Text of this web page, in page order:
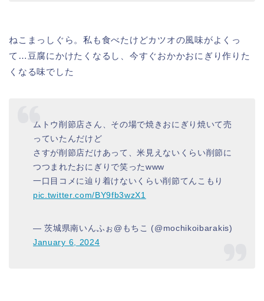
ねこまっしぐら。私も食べたけどカツオの風味がよくっ
て…豆腐にかけたくなるし、今すぐおかかおにぎり作りた
くなる味でした
ムトウ削節店さん、その場で焼きおにぎり焼いて売
っていたんだけど
さすが削節店だけあって、米見えないくらい削節に
つつまれたおにぎりで笑ったwww
一口目コメに辿り着けないくらい削節てんこもり
pic.twitter.com/BY9fb3wzX1
— 茨城県南いんふぉ@もちこ (@mochikoibarakis)
January 6, 2024